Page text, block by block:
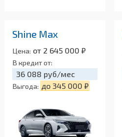
Shine Max
Цена: от 2 645 000 ₽
В кредит от:
36 088 руб/мес
Выгода: до 345 000 ₽